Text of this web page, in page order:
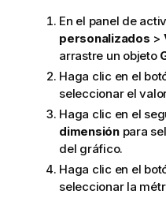
En el panel de
personalizados >
arrastre un objeto
Haga clic en el
seleccionar el
Haga clic en el
dimensiónpara
del gráfico.
Haga clic en el
seleccionar la